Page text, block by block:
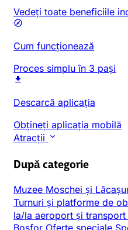
Vedeți toate beneficiile
Cum funcționează
Proces simplu în 3 pași
Descarcă aplicația
Obțineți aplicația mobilă
Atracții
După categorie
Muzee Moschei și
Turnuri și platforme de
la/la aeroport și transport
Bosfor Oferte speciale